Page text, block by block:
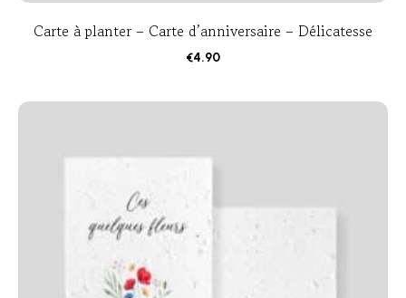
Carte à planter – Carte d’anniversaire – Délicatesse
€4.90